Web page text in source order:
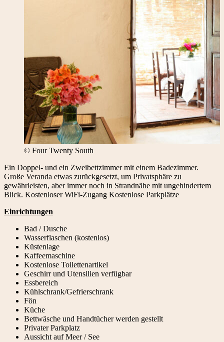
© Four Twenty South
Ein Doppel- und ein Zweibettzimmer mit einem Badezimmer.
Große Veranda etwas zurückgesetzt, um Privatsphäre zu
gewährleisten, aber immer noch in Strandnähe mit ungehindertem
Blick. Kostenloser WiFi-Zugang Kostenlose Parkplätze
Einrichtungen
Bad / Dusche
Wasserflaschen (kostenlos)
Küstenlage
Kaffeemaschine
Kostenlose Toilettenartikel
Geschirr und Utensilien verfügbar
Essbereich
Kühlschrank/Gefrierschrank
Fön
Küche
Bettwäsche und Handtücher werden gestellt
Privater Parkplatz
Aussicht auf Meer / See